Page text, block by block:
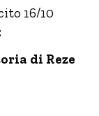
16/10
di Reze